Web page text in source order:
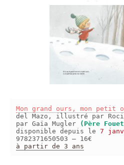
Mon grand ours, mon petit
del Mazo, illustré par
par Gaïa Mugler
(Père
disponible depuis le 7
9782371650503 – 16€
à partir de 3 ans